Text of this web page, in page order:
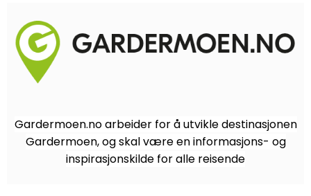
Gardermoen.no arbeider for å utvikle destinasjonen
Gardermoen, og skal være en informasjons- og
inspirasjonskilde for alle reisende